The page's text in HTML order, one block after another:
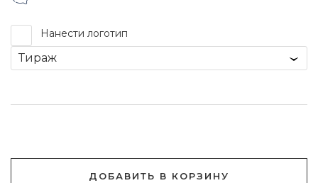
Нанести логотип
Тираж
ДОБАВИТЬ В КОРЗИНУ